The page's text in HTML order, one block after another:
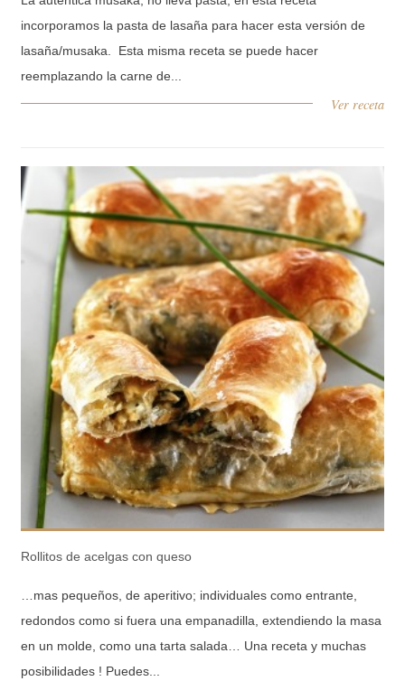
incorporamos la pasta de lasaña para hacer esta versión de
lasaña/musaka. Esta misma receta se puede hacer
reemplazando la carne de...
Ver receta
Rollitos de acelgas con queso
…mas pequeños, de aperitivo; individuales como entrante,
redondos como si fuera una empanadilla, extendiendo la masa
en un molde, como una tarta salada… Una receta y muchas
posibilidades ! Puedes...